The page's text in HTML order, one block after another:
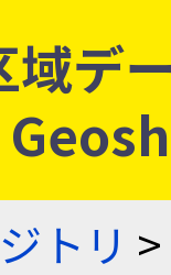
域デ
トリ >